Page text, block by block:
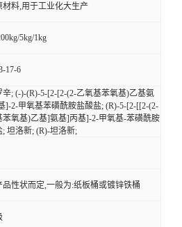
材料,用于工业化大生产
5kg/1kg
17-6
辛; (-)-(R)-5-[2-[2-(2-乙氧基苯氧基)乙基氨
]-2-甲氧基苯磺酰胺盐酸盐; (R)-5-[2-[[2-(2-
苯氧基)乙基]氨基]丙基]-2-甲氧基-苯磺酰胺
; 坦洛新; (R)-坦洛新;
品性状而定,一般为:纸板桶或镀锌铁桶